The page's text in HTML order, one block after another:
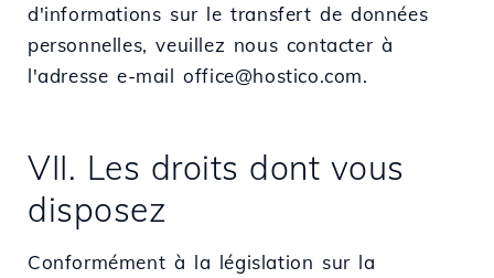
d'informations sur le transfert de données
personnelles, veuillez nous contacter à
l'adresse e-mail office@hostico.com.
VII. Les droits dont vous
disposez
Conformément à la législation sur la